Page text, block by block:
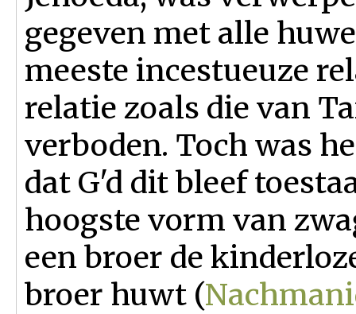
gegeven met alle
meeste incestueuze
relatie zoals die van
verboden. Toch was
dat G'd dit bleef
hoogste vorm van
een broer de
broer huwt (